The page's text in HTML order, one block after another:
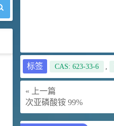
标签 CAS: 623-33-6 ,
« 上一篇
次亚磷酸铵 99%
1 胍基乙